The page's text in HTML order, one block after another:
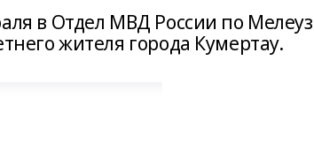
в Отдел МВД России по
жителя города Кумертау.